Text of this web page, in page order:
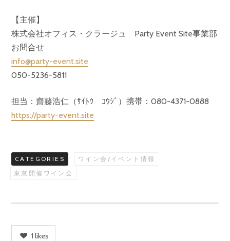
【主催】
株式会社オフィス・クラージュ Party Event Site事業部
お問合せ
info@party-event.site
050-5236-5811
担当：齋藤浩仁（ｻｲﾄｳ ｺｳｼﾞ）携帯：080-4371-0888
https://party-event.site
CATEGORIES
ワイン会/イベント情報
東京開催ワイン会
1 likes